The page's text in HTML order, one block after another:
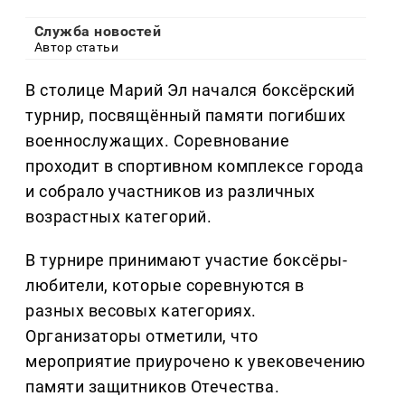
Служба новостей
Автор статьи
В столице Марий Эл начался боксёрский
турнир, посвящённый памяти погибших
военнослужащих. Соревнование
проходит в спортивном комплексе города
и собрало участников из различных
возрастных категорий.
В турнире принимают участие боксёры-
любители, которые соревнуются в
разных весовых категориях.
Организаторы отметили, что
мероприятие приурочено к увековечению
памяти защитников Отечества.